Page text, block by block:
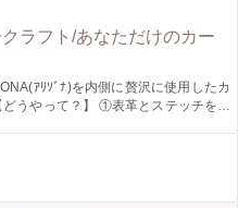
ラフト/あなただけのカー
し込んで頂ければ出来上がりです。